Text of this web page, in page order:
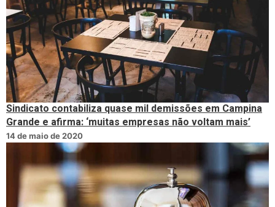
Sindicato contabiliza quase mil demissões em Campina
Grande e afirma: ‘muitas empresas não voltam mais’
14 de maio de 2020